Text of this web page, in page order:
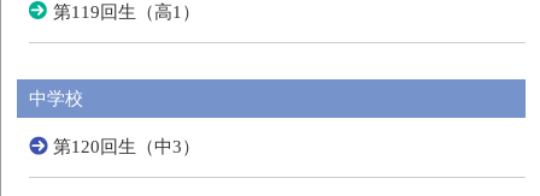
第119回生（高1）
中学校
第120回生（中3）